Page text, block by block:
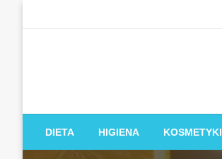
DIETA HIGIENA KOSMETYKI